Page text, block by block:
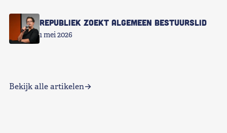
Republiek zoekt Algemeen Bestuurslid
1 mei 2026
Bekijk alle artikelen